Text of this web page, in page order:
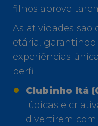
filhos
As atividades são
etária,
experiências
perfil:
Clubinho Itá
lúdicas e
divertirem com